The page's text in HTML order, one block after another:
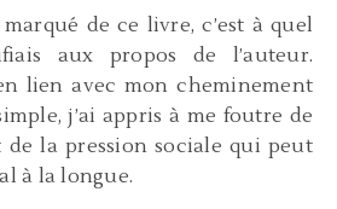
de ce livre, c’est à quel
aux propos de l’auteur.
lien avec mon cheminement
j’ai appris à me foutre de
de la pression sociale qui peut
à la longue.